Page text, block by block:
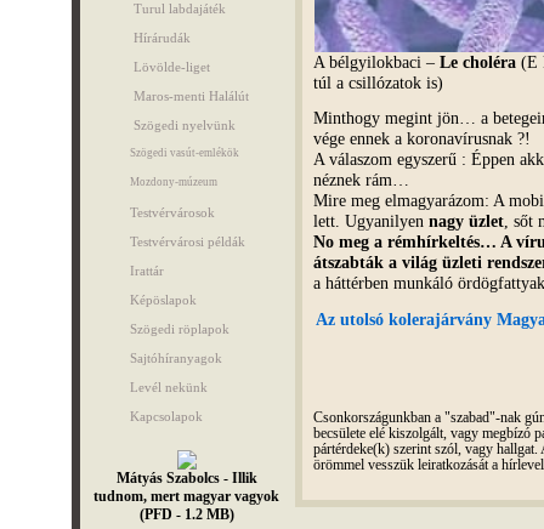
Turul labdajáték
Hírárudák
Lövölde-liget
Maros-menti Halálút
Szögedi nyelvünk
Szögedi vasút-emlékök
Mozdony-múzeum
Testvérvárosok
Testvérvárosi példák
Irattár
Képöslapok
Szögedi röplapok
Sajtóhíranyagok
Levél nekünk
Kapcsolapok
Mátyás Szabolcs - Illik
tudnom, mert magyar vagyok
(PFD - 1.2 MB)
A bélgyilokbaci –Le choléra (E
túl a csillózatok is)
Minthogy megint jön… a
vége ennek a koronavírusnak ?!
A válaszom egyszerű : Éppen
néznek rám…
Mire meg elmagyarázom: A
lett. Ugyanilyennagy üzlet ,
No meg a rémhírkeltés… A
átszabták a világ üzleti
a háttérben munkáló
Az utolsó kolerajárvány
Csonkországunkban a "szabad"-nak
becsülete elé kiszolgált, vagy megbízó
pártérdeke(k) szerint szól, vagy
örömmel vesszük leiratkozását a